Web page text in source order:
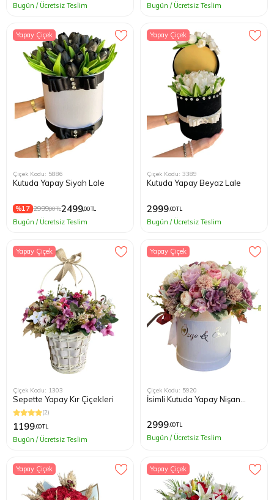
Bugün / Ücretsiz Teslim Bugün / Ücretsiz Teslim
Yapay Çiçek
Çiçek Kodu: 5886
Kutuda Yapay Siyah Lale
%17 2999,00 TL2499,00 TL
Bugün / Ücretsiz Teslim
Yapay Çiçek
Çiçek Kodu: 3389
Kutuda Yapay Beyaz Lale
2999,00 TL
Bugün / Ücretsiz Teslim
Yapay Çiçek
Çiçek Kodu: 1303
Sepette Yapay Kır Çiçekleri
(2)
1199,00 TL
Bugün / Ücretsiz Teslim
Yapay Çiçek
Çiçek Kodu: 5920
İsimli Kutuda Yapay Nişan
2999,00 TL
Bugün / Ücretsiz Teslim
Yapay Çiçek Yapay Çiçek